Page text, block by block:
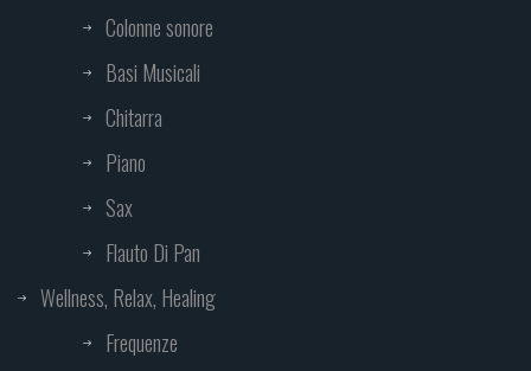
Colonne sonore
Basi Musicali
Chitarra
Piano
Sax
Flauto Di Pan
Wellness, Relax, Healing
Frequenze